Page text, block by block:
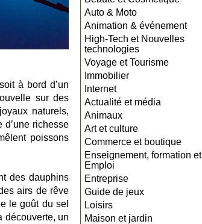
Auto & Moto
Animation & événement
High-Tech et Nouvelles
technologies
Voyage et Tourisme
Immobilier
Internet
Actualité et média
Animaux
Art et culture
Commerce et boutique
Enseignement, formation et
Emploi
Entreprise
Guide de jeux
Loisirs
Maison et jardin
à bord d’un
sur des
naturels,
richesse
poissons
des dauphins
airs de rêve
le goût du sel
découverte, un